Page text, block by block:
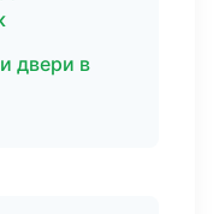
двери в